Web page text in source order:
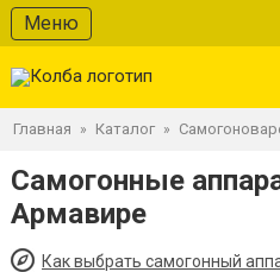
Меню
Главная » Каталог »
Самогонные
Армавире
Как выбрать самогонный